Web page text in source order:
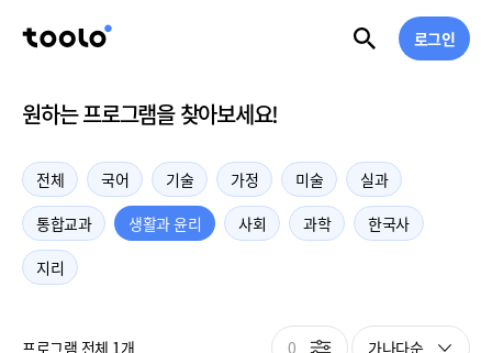
로그인
원하는 프로그램을 찾아보세요!
전체 국어 기술 가정 미술
실과
통합교과
생활과 윤리 사회 과학
한국사
지리
프로그램 전체 1개 0 가나다순